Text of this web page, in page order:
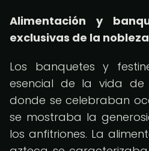
Alimentación y
exclusivas de la nobleza
Los banquetes y
esencial de la vida de
donde se celebraban
se mostraba la
los anfitriones. La